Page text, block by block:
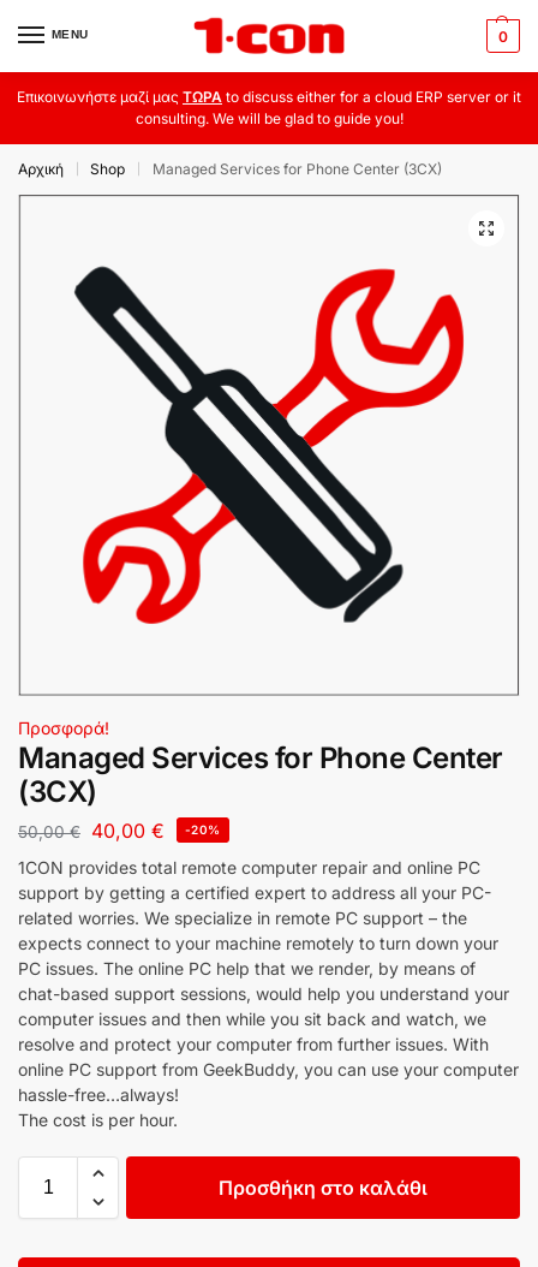
MENU 0
Επικοινωνήστε μαζί μας ΤΩΡΑ to discuss either for a cloud ERP server or it
consulting. We will be glad to guide you!
Αρχική Shop Managed Services for Phone Center (3CX)
Προσφορά!
Managed Services for Phone Center
(3CX)
50,00€ 40,00 € -20%
1CON provides total remote computer repair and online PC
support by getting a certified expert to address all your PC-
related worries. We specialize in remote PC support – the
expects connect to your machine remotely to turn down your
PC issues. The online PC help that we render, by means of
chat-based support sessions, would help you understand your
computer issues and then while you sit back and watch, we
resolve and protect your computer from further issues. With
online PC support from GeekBuddy, you can use your computer
hassle-free…always!
The cost is per hour.
Προσθήκη στο καλάθι
1con AI Chat AI Agent